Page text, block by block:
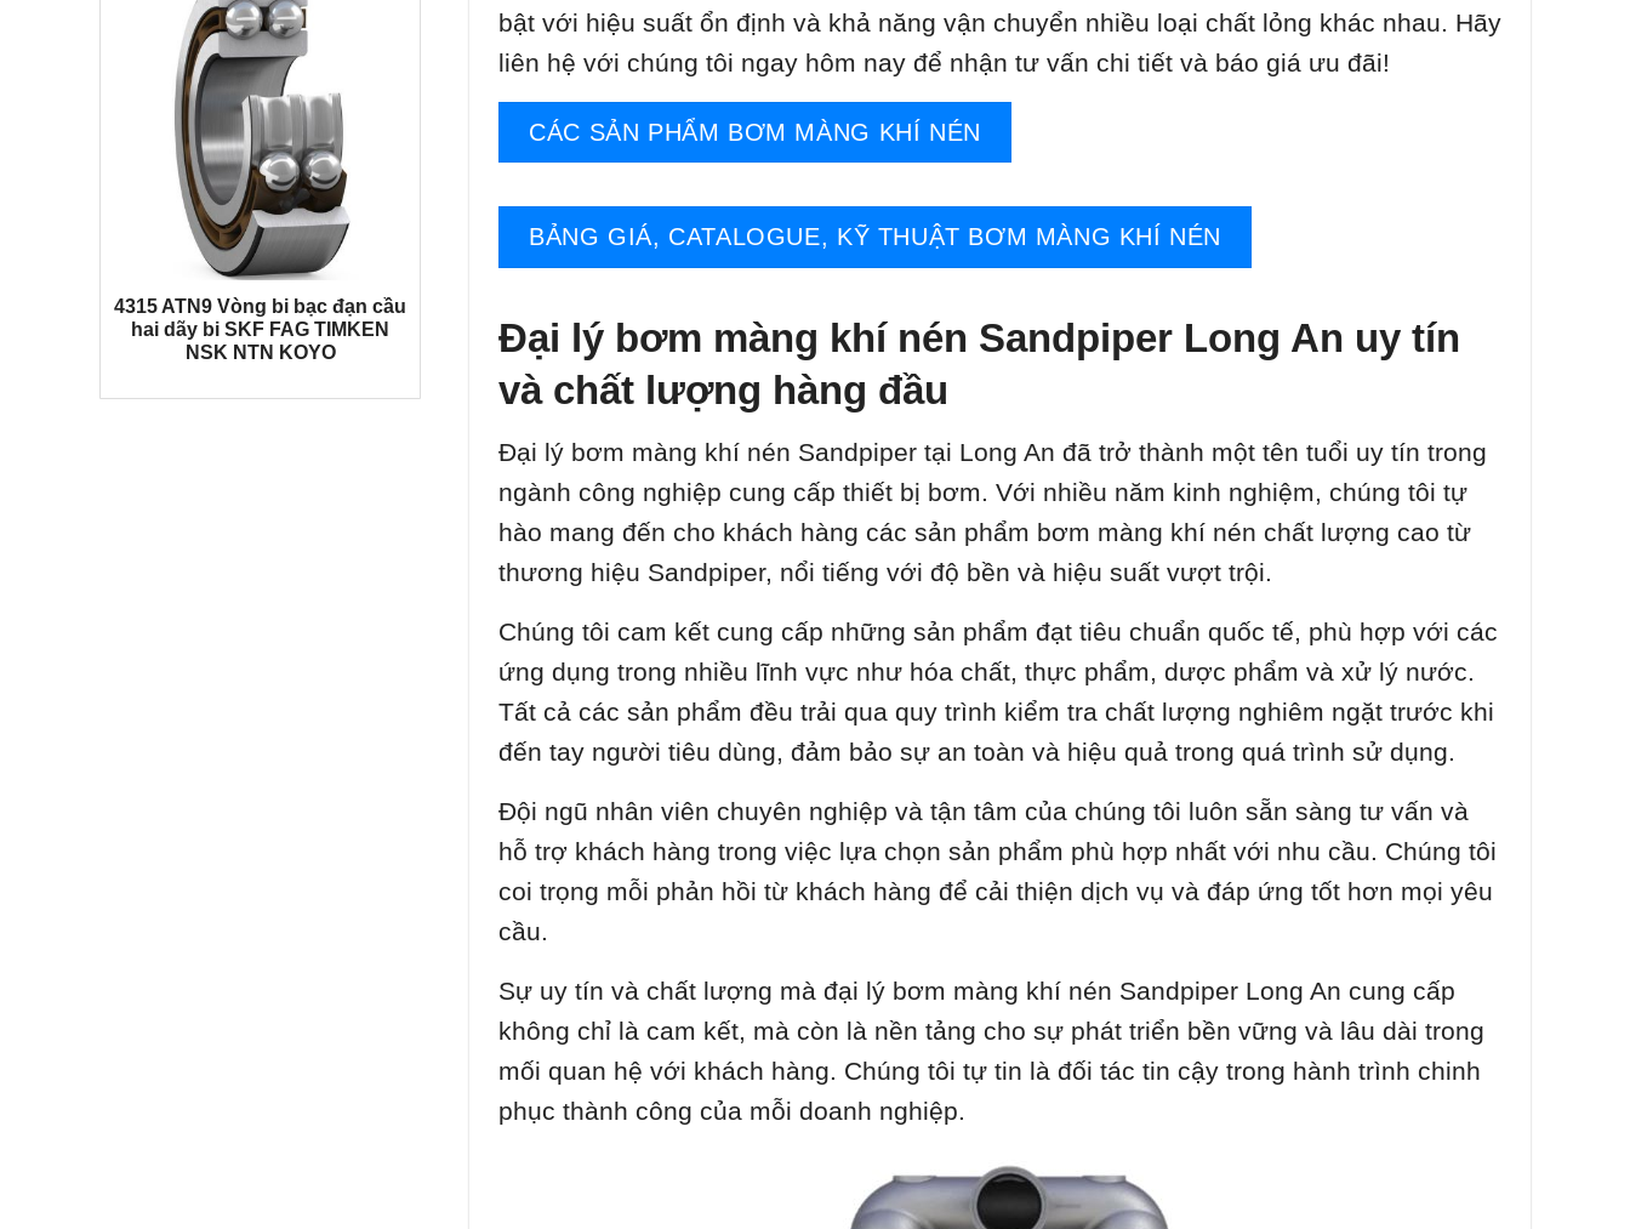
4315 ATN9 Vòng bi bạc đạn cầu
hai dãy bi SKF FAG TIMKEN
NSK NTN KOYO
bật với hiệu suất ổn định và khả năng vận chuyển nhiều loại chất lỏng khác nhau. Hãy
liên hệ với chúng tôi ngay hôm nay để nhận tư vấn chi tiết và báo giá ưu đãi!
CÁC SẢN PHẨM BƠM MÀNG KHÍ NÉN
BẢNG GIÁ, CATALOGUE, KỸ THUẬT BƠM MÀNG KHÍ NÉN
Đại lý bơm màng khí nén Sandpiper Long An uy tín
và chất lượng hàng đầu
Đại lý bơm màng khí nén Sandpiper tại Long An đã trở thành một tên tuổi uy tín trong
ngành công nghiệp cung cấp thiết bị bơm. Với nhiều năm kinh nghiệm, chúng tôi tự
hào mang đến cho khách hàng các sản phẩm bơm màng khí nén chất lượng cao từ
thương hiệu Sandpiper, nổi tiếng với độ bền và hiệu suất vượt trội.
Chúng tôi cam kết cung cấp những sản phẩm đạt tiêu chuẩn quốc tế, phù hợp với các
ứng dụng trong nhiều lĩnh vực như hóa chất, thực phẩm, dược phẩm và xử lý nước.
Tất cả các sản phẩm đều trải qua quy trình kiểm tra chất lượng nghiêm ngặt trước khi
đến tay người tiêu dùng, đảm bảo sự an toàn và hiệu quả trong quá trình sử dụng.
Đội ngũ nhân viên chuyên nghiệp và tận tâm của chúng tôi luôn sẵn sàng tư vấn và
hỗ trợ khách hàng trong việc lựa chọn sản phẩm phù hợp nhất với nhu cầu. Chúng tôi
coi trọng mỗi phản hồi từ khách hàng để cải thiện dịch vụ và đáp ứng tốt hơn mọi yêu
cầu.
Sự uy tín và chất lượng mà đại lý bơm màng khí nén Sandpiper Long An cung cấp
không chỉ là cam kết, mà còn là nền tảng cho sự phát triển bền vững và lâu dài trong
mối quan hệ với khách hàng. Chúng tôi tự tin là đối tác tin cậy trong hành trình chinh
phục thành công của mỗi doanh nghiệp.